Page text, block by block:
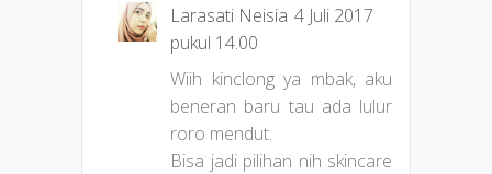
Larasati Neisia 4 Juli 2017
pukul 14.00
Wiih kinclong ya mbak, aku
beneran baru tau ada lulur
roro mendut.
Bisa jadi pilihan nih skincare